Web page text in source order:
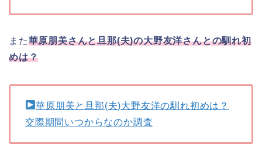
また華原朋美さんと旦那(夫)の大野友洋さんとの馴れ初
めは？
華原朋美と旦那(夫)大野友洋の馴れ初めは？
交際期間いつからなのか調査